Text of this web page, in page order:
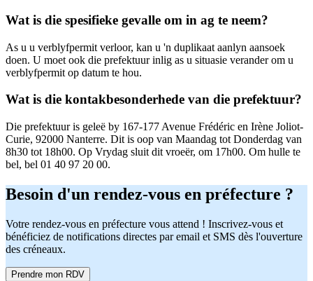
Wat is die spesifieke gevalle om in ag te neem?
As u u verblyfpermit verloor, kan u 'n duplikaat aanlyn aansoek
doen. U moet ook die prefektuur inlig as u situasie verander om u
verblyfpermit op datum te hou.
Wat is die kontakbesonderhede van die prefektuur?
Die prefektuur is geleë by 167-177 Avenue Frédéric en Irène Joliot-
Curie, 92000 Nanterre. Dit is oop van Maandag tot Donderdag van
8h30 tot 18h00. Op Vrydag sluit dit vroeër, om 17h00. Om hulle te
bel, bel 01 40 97 20 00.
Besoin d'un rendez-vous en préfecture ?
Votre rendez-vous en préfecture vous attend ! Inscrivez-vous et
bénéficiez de notifications directes par email et SMS dès l'ouverture
des créneaux.
Prendre mon RDV